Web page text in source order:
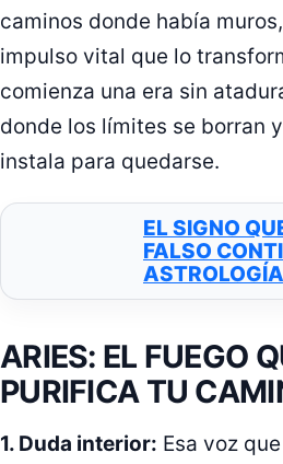
caminos donde había
impulso vital que lo
comienza una era sin
donde los límites se borran
instala para quedarse.
EL SIGNO
FALSO
ARIES: EL FUEGO
PURIFICA TU
1. Duda interior: Esa voz